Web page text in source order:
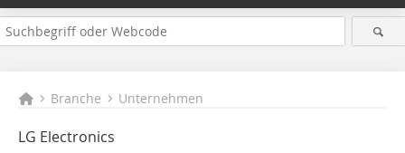
Branche Unternehmen
LG Electronics